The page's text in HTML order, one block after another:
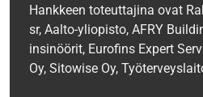
Hankkeen toteuttajina ovat
sr, Aalto-yliopisto, AFRY
insinöörit, Eurofins Expert
Oy, Sitowise Oy,